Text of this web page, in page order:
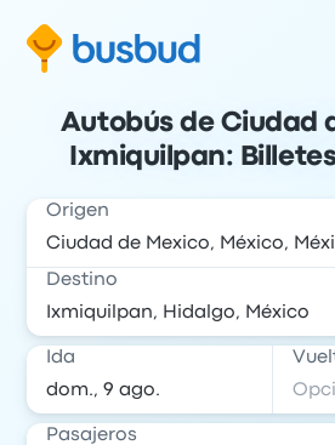
Autobús de Ciudad
Ixmiquilpan:
Origen
Destino
Ida
Pasajeros